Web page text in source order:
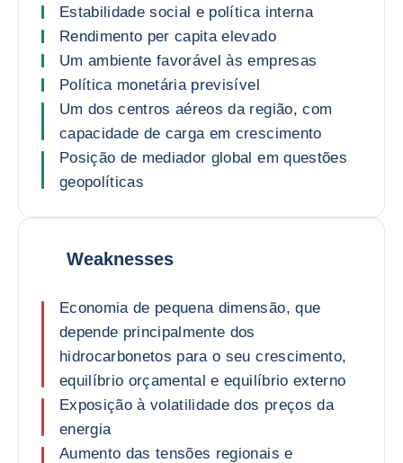
Estabilidade social e política interna
Rendimento per capita elevado
Um ambiente favorável às empresas
Política monetária previsível
Um dos centros aéreos da região, com
capacidade de carga em crescimento
Posição de mediador global em questões
geopolíticas
Weaknesses
Economia de pequena dimensão, que
depende principalmente dos
hidrocarbonetos para o seu crescimento,
equilíbrio orçamental e equilíbrio externo
Exposição à volatilidade dos preços da
energia
Aumento das tensões regionais e